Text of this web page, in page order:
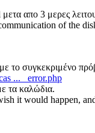
απο 3 μερες
of the
το συγκεκριμένο
... _error.php
τα καλώδια.
it would happen,